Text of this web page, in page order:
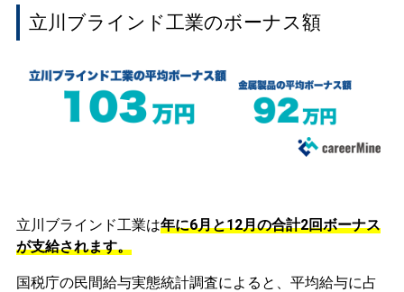
立川ブラインド工業のボーナス額
立川ブラインド工業は年に6月と12月の合計2回ボーナス
が支給されます。
国税庁の民間給与実態統計調査によると、平均給与に占